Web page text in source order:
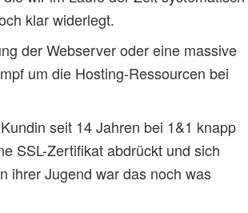
klar widerlegt.
der Webserver oder eine massive
um die Hosting-Ressourcen bei
seit 14 Jahren bei 1&1 knapp
SSL-Zertifikat abdrückt und sich
ihrer Jugend war das noch was